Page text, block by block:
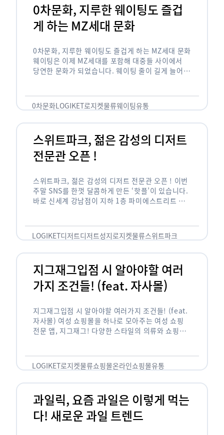
0차문화, 지루한 웨이팅도 즐겁
게 하는 MZ세대 문화
0차문화, 지루한 웨이팅도 즐겁게 하는 MZ세대 문화
웨이팅은 이제 MZ세대를 포함해 대중들 사이에서
당연한 문화가 되었습니다. 웨이팅 줄이 길게 늘어서
0차문화LOGIKET로지켓물류웨이팅유통
스위트파크, 젊은 감성의 디저트
전문관 오픈 !
스위트파크, 젊은 감성의 디저트 전문관 오픈 ! 이번
주말 SNS를 한껏 달콤하게 만든 ‘핫플’이 있습니다.
바로 신세계 강남점이 지하 1층 파미에스트리트 분
LOGIKET디저트디저트성지로지켓물류스위트파크
지그재그입점 시 알아야할 여러
가지 조건들! (feat. 자사몰)
지그재그입점 시 알아야할 여러가지 조건들! (feat.
자사몰) 여성 쇼핑몰을 하나로 모아주는 여성 쇼핑
전문 앱, 지그재그! 다양한 스타일의 의류와 쇼핑몰
LOGIKET로지켓물류쇼핑몰온라인쇼핑몰유통
과일릭, 요즘 과일은 이렇게 먹는
다! 새로운 과일 트렌드